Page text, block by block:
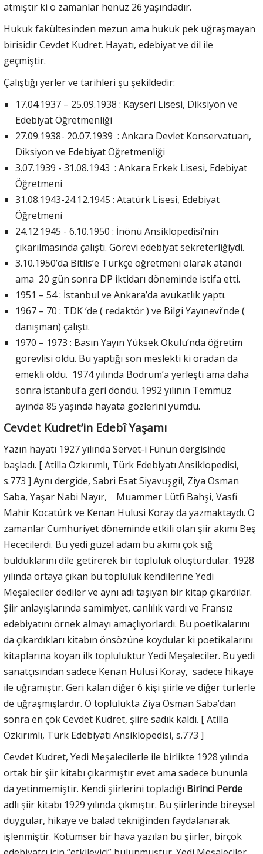
atmıştır ki o zamanlar henüz 26 yaşındadır.
Hukuk fakültesinden mezun ama hukuk pek uğraşmayan
birisidir Cevdet Kudret. Hayatı, edebiyat ve dil ile
geçmiştir.
Çalıştığı yerler ve tarihleri şu şekildedir:
17.04.1937 – 25.09.1938 : Kayseri Lisesi, Diksiyon ve
Edebiyat Öğretmenliği
27.09.1938- 20.07.1939 : Ankara Devlet Konservatuarı,
Diksiyon ve Edebiyat Öğretmenliği
3.07.1939 - 31.08.1943 : Ankara Erkek Lisesi, Edebiyat
Öğretmeni
31.08.1943-24.12.1945 : Atatürk Lisesi, Edebiyat
Öğretmeni
24.12.1945 - 6.10.1950 : İnönü Ansiklopedisi’nin
çıkarılmasında çalıştı. Görevi edebiyat sekreterliğiydi.
3.10.1950’da Bitlis’e Türkçe öğretmeni olarak atandı
ama 20 gün sonra DP iktidarı döneminde istifa etti.
1951 – 54 : İstanbul ve Ankara’da avukatlık yaptı.
1967 – 70 : TDK ‘de ( redaktör ) ve Bilgi Yayınevi’nde (
danışman) çalıştı.
1970 – 1973 : Basın Yayın Yüksek Okulu’nda öğretim
görevlisi oldu. Bu yaptığı son meslekti ki oradan da
emekli oldu. 1974 yılında Bodrum’a yerleşti ama daha
sonra İstanbul’a geri döndü. 1992 yılının Temmuz
ayında 85 yaşında hayata gözlerini yumdu.
Cevdet Kudret’in Edebî Yaşamı
Yazın hayatı 1927 yılında Servet-i Fünun dergisinde
başladı. [ Atilla Özkırımlı, Türk Edebiyatı Ansiklopedisi,
s.773 ] Aynı dergide, Sabri Esat Siyavuşgil, Ziya Osman
Saba, Yaşar Nabi Nayır, Muammer Lütfi Bahşi, Vasfi
Mahir Kocatürk ve Kenan Hulusi Koray da yazmaktaydı. O
zamanlar Cumhuriyet döneminde etkili olan şiir akımı Beş
Hececilerdi. Bu yedi güzel adam bu akımı çok sığ
bulduklarını dile getirerek bir topluluk oluşturdular. 1928
yılında ortaya çıkan bu topluluk kendilerine Yedi
Meşaleciler dediler ve aynı adı taşıyan bir kitap çıkardılar.
Şiir anlayışlarında samimiyet, canlılık vardı ve Fransız
edebiyatını örnek almayı amaçlıyorlardı. Bu poetikalarını
da çıkardıkları kitabın önsözüne koydular ki poetikalarını
kitaplarına koyan ilk topluluktur Yedi Meşaleciler. Bu yedi
sanatçısından sadece Kenan Hulusi Koray, sadece hikaye
ile uğramıştır. Geri kalan diğer 6 kişi şiirle ve diğer türlerle
de uğraşmışlardır. O toplulukta Ziya Osman Saba’dan
sonra en çok Cevdet Kudret, şiire sadık kaldı. [ Atilla
Özkırımlı, Türk Edebiyatı Ansiklopedisi, s.773 ]
Cevdet Kudret, Yedi Meşalecilerle ile birlikte 1928 yılında
ortak bir şiir kitabı çıkarmıştır evet ama sadece bununla
da yetinmemiştir. Kendi şiirlerini topladığı Birinci Perde
adlı şiir kitabı 1929 yılında çıkmıştır. Bu şiirlerinde bireysel
duygular, hikaye ve balad tekniğinden faydalanarak
işlenmiştir. Kötümser bir hava yazılan bu şiirler, birçok